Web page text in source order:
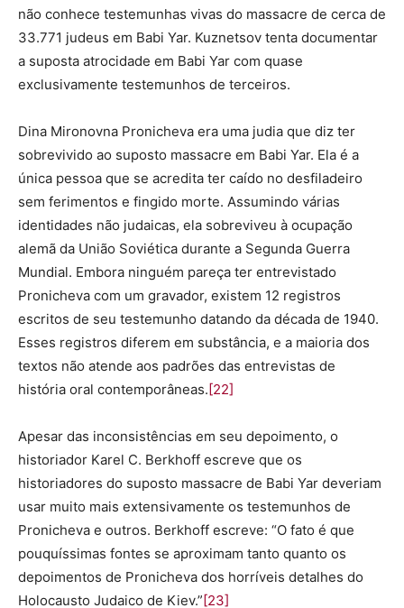
não conhece testemunhas vivas do massacre de cerca de
33.771 judeus em Babi Yar. Kuznetsov tenta documentar
a suposta atrocidade em Babi Yar com quase
exclusivamente testemunhos de terceiros.
Dina Mironovna Pronicheva era uma judia que diz ter
sobrevivido ao suposto massacre em Babi Yar. Ela é a
única pessoa que se acredita ter caído no desfiladeiro
sem ferimentos e fingido morte. Assumindo várias
identidades não judaicas, ela sobreviveu à ocupação
alemã da União Soviética durante a Segunda Guerra
Mundial. Embora ninguém pareça ter entrevistado
Pronicheva com um gravador, existem 12 registros
escritos de seu testemunho datando da década de 1940.
Esses registros diferem em substância, e a maioria dos
textos não atende aos padrões das entrevistas de
história oral contemporâneas.[22]
Apesar das inconsistências em seu depoimento, o
historiador Karel C. Berkhoff escreve que os
historiadores do suposto massacre de Babi Yar deveriam
usar muito mais extensivamente os testemunhos de
Pronicheva e outros. Berkhoff escreve: “O fato é que
pouquíssimas fontes se aproximam tanto quanto os
depoimentos de Pronicheva dos horríveis detalhes do
Holocausto Judaico de Kiev.”[23]